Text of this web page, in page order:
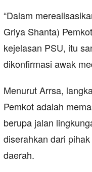
“Dalam
Griya Shanta)
kejelasan PSU, itu
dikonfirmasi awak
Menurut Arrsa,
Pemkot adalah
berupa jalan
diserahkan dari
daerah.